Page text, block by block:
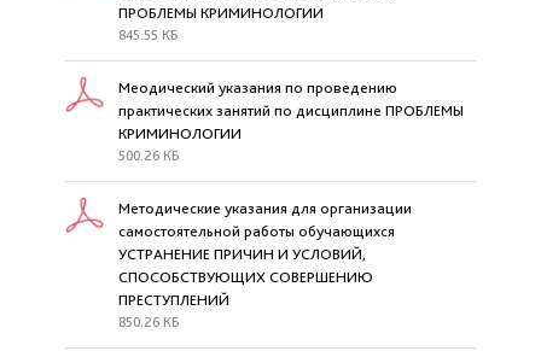
ПРОБЛЕМЫ КРИМИНОЛОГИИ
845.55 КБ
Меодический указания по проведению
практических занятий по дисциплине ПРОБЛЕМЫ
КРИМИНОЛОГИИ
500.26 КБ
Методические указания для организации
самостоятельной работы обучающихся
УСТРАНЕНИЕ ПРИЧИН И УСЛОВИЙ,
СПОСОБСТВУЮЩИХ СОВЕРШЕНИЮ
ПРЕСТУПЛЕНИЙ
850.26 КБ